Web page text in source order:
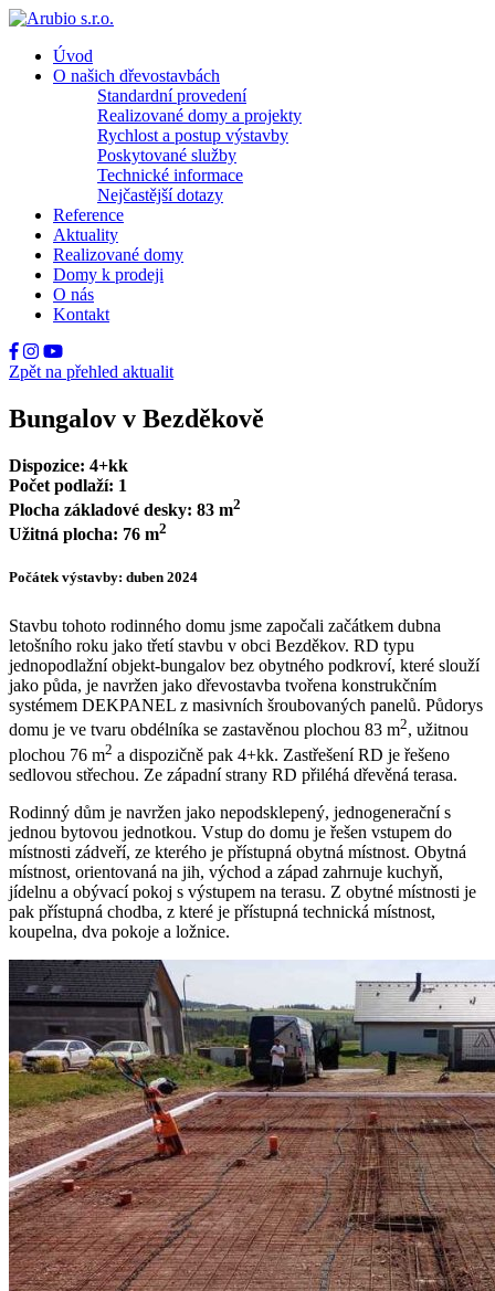
Úvod
O našich dřevostavbách
Standardní provedení
Realizované domy a projekty
Rychlost a postup výstavby
Poskytované služby
Technické informace
Nejčastější dotazy
Reference
Aktuality
Realizované domy
Domy k prodeji
O nás
Kontakt
Zpět na přehled aktualit
Bungalov v Bezděkově
Dispozice: 4+kk
Počet podlaží: 1
Plocha základové desky: 83 m2
Užitná plocha: 76 m2
Počátek výstavby: duben 2024
Stavbu tohoto rodinného domu jsme započali začátkem dubna
letošního roku jako třetí stavbu v obci Bezděkov. RD typu
jednopodlažní objekt-bungalov bez obytného podkroví, které slouží
jako půda, je navržen jako dřevostavba tvořena konstrukčním
systémem DEKPANEL z masivních šroubovaných panelů. Půdorys
domu je ve tvaru obdélníka se zastavěnou plochou 83 m2, užitnou
plochou 76 m2 a dispozičně pak 4+kk. Zastřešení RD je řešeno
sedlovou střechou. Ze západní strany RD přiléhá dřevěná terasa.
Rodinný dům je navržen jako nepodsklepený, jednogenerační s
jednou bytovou jednotkou. Vstup do domu je řešen vstupem do
místnosti zádveří, ze kterého je přístupná obytná místnost. Obytná
místnost, orientovaná na jih, východ a západ zahrnuje kuchyň,
jídelnu a obývací pokoj s výstupem na terasu. Z obytné místnosti je
pak přístupná chodba, z které je přístupná technická místnost,
koupelna, dva pokoje a ložnice.